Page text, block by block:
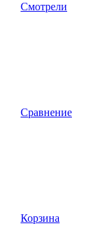
Смотрели
Сравнение
Корзина